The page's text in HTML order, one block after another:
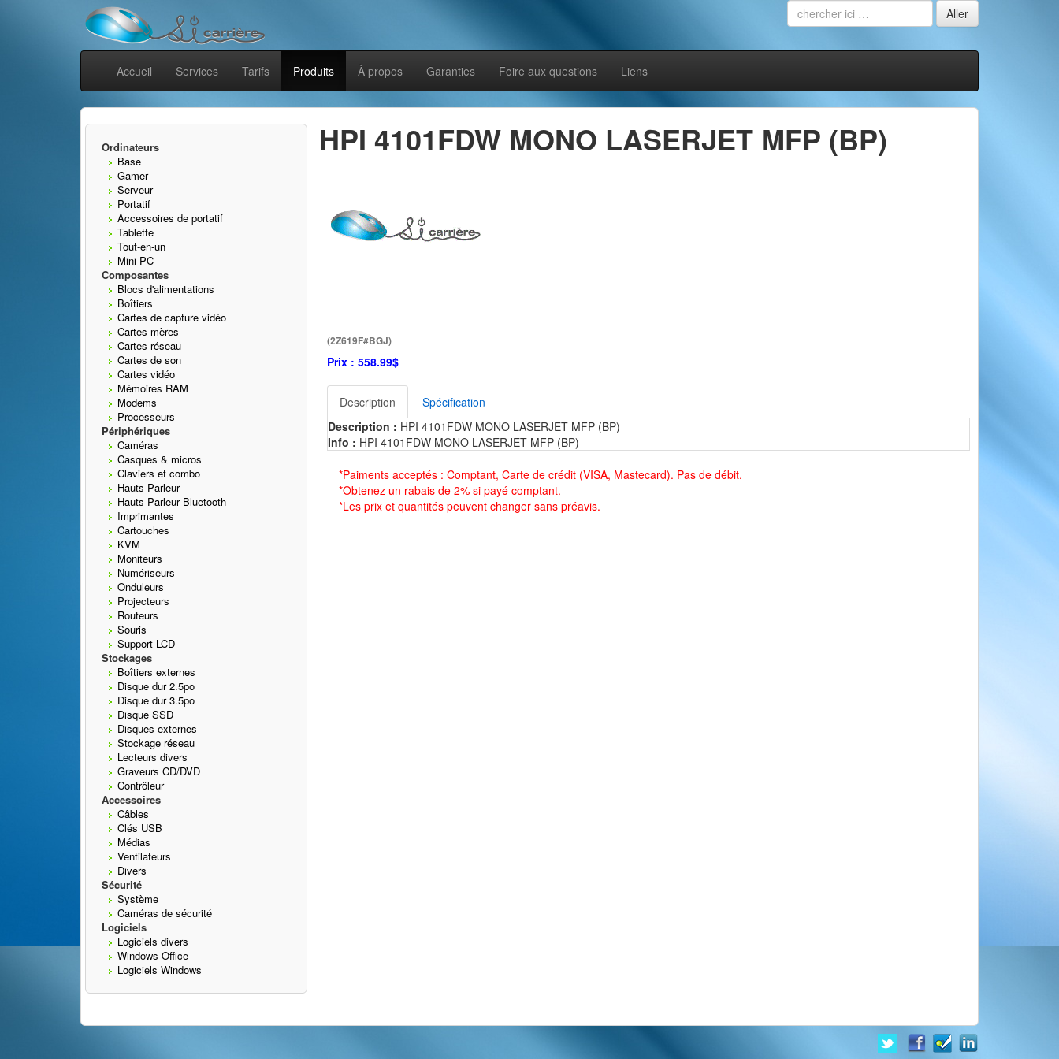
Accueil Services Tarifs Produits À propos Garanties Foire aux questions Liens
Ordinateurs
Base
Gamer
Serveur
Portatif
Accessoires de portatif
Tablette
Tout-en-un
Mini PC
Composantes
Blocs d'alimentations
Boîtiers
Cartes de capture vidéo
Cartes mères
Cartes réseau
Cartes de son
Cartes vidéo
Mémoires RAM
Modems
Processeurs
Périphériques
Caméras
Casques & micros
Claviers et combo
Hauts-Parleur
Hauts-Parleur Bluetooth
Imprimantes
Cartouches
KVM
Moniteurs
Numériseurs
Onduleurs
Projecteurs
Routeurs
Souris
Support LCD
Stockages
Boîtiers externes
Disque dur 2.5po
Disque dur 3.5po
Disque SSD
Disques externes
Stockage réseau
Lecteurs divers
Graveurs CD/DVD
Contrôleur
Accessoires
Câbles
Clés USB
Médias
Ventilateurs
Divers
Sécurité
Système
Caméras de sécurité
Logiciels
Logiciels divers
Windows Office
Logiciels Windows
HPI 4101FDW MONO LASERJET MFP (BP)
(2Z619F#BGJ)
Prix : 558.99$
Description
Spécification
Description : HPI 4101FDW MONO LASERJET MFP (BP)
Info : HPI 4101FDW MONO LASERJET MFP (BP)
*Paiments acceptés : Comptant, Carte de crédit (VISA, Mastecard). Pas de débit.
*Obtenez un rabais de 2% si payé comptant.
*Les prix et quantités peuvent changer sans préavis.